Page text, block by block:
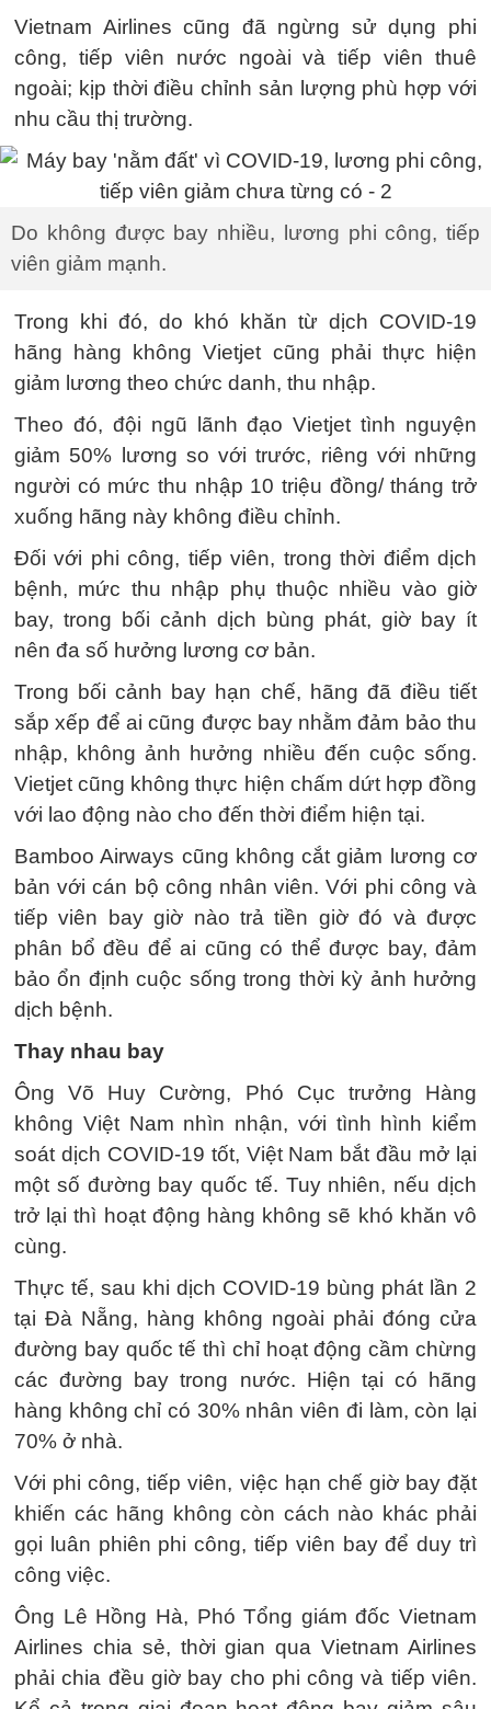
Vietnam Airlines cũng đã ngừng sử dụng phi
công, tiếp viên nước ngoài và tiếp viên thuê
ngoài; kịp thời điều chỉnh sản lượng phù hợp với
nhu cầu thị trường.
Do không được bay nhiều, lương phi công, tiếp
viên giảm mạnh.
Trong khi đó, do khó khăn từ dịch COVID-19
hãng hàng không Vietjet cũng phải thực hiện
giảm lương theo chức danh, thu nhập.
Theo đó, đội ngũ lãnh đạo Vietjet tình nguyện
giảm 50% lương so với trước, riêng với những
người có mức thu nhập 10 triệu đồng/ tháng trở
xuống hãng này không điều chỉnh.
Đối với phi công, tiếp viên, trong thời điểm dịch
bệnh, mức thu nhập phụ thuộc nhiều vào giờ
bay, trong bối cảnh dịch bùng phát, giờ bay ít
nên đa số hưởng lương cơ bản.
Trong bối cảnh bay hạn chế, hãng đã điều tiết
sắp xếp để ai cũng được bay nhằm đảm bảo thu
nhập, không ảnh hưởng nhiều đến cuộc sống.
Vietjet cũng không thực hiện chấm dứt hợp đồng
với lao động nào cho đến thời điểm hiện tại.
Bamboo Airways cũng không cắt giảm lương cơ
bản với cán bộ công nhân viên. Với phi công và
tiếp viên bay giờ nào trả tiền giờ đó và được
phân bổ đều để ai cũng có thể được bay, đảm
bảo ổn định cuộc sống trong thời kỳ ảnh hưởng
dịch bệnh.
Thay nhau bay
Ông Võ Huy Cường, Phó Cục trưởng Hàng
không Việt Nam nhìn nhận, với tình hình kiểm
soát dịch COVID-19 tốt, Việt Nam bắt đầu mở lại
một số đường bay quốc tế. Tuy nhiên, nếu dịch
trở lại thì hoạt động hàng không sẽ khó khăn vô
cùng.
Thực tế, sau khi dịch COVID-19 bùng phát lần 2
tại Đà Nẵng, hàng không ngoài phải đóng cửa
đường bay quốc tế thì chỉ hoạt động cầm chừng
các đường bay trong nước. Hiện tại có hãng
hàng không chỉ có 30% nhân viên đi làm, còn lại
70% ở nhà.
Với phi công, tiếp viên, việc hạn chế giờ bay đặt
khiến các hãng không còn cách nào khác phải
gọi luân phiên phi công, tiếp viên bay để duy trì
công việc.
Ông Lê Hồng Hà, Phó Tổng giám đốc Vietnam
Airlines chia sẻ, thời gian qua Vietnam Airlines
phải chia đều giờ bay cho phi công và tiếp viên.